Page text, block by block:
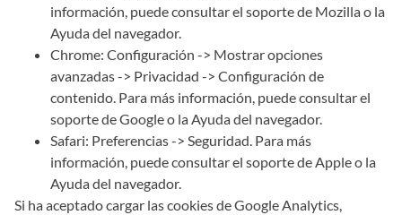
información, puede consultar el soporte de Mozilla o la
Ayuda del navegador.
Chrome: Configuración -> Mostrar opciones
avanzadas -> Privacidad -> Configuración de
contenido. Para más información, puede consultar el
soporte de Google o la Ayuda del navegador.
Safari: Preferencias -> Seguridad. Para más
información, puede consultar el soporte de Apple o la
Ayuda del navegador.
Si ha aceptado cargar las cookies de Google Analytics,